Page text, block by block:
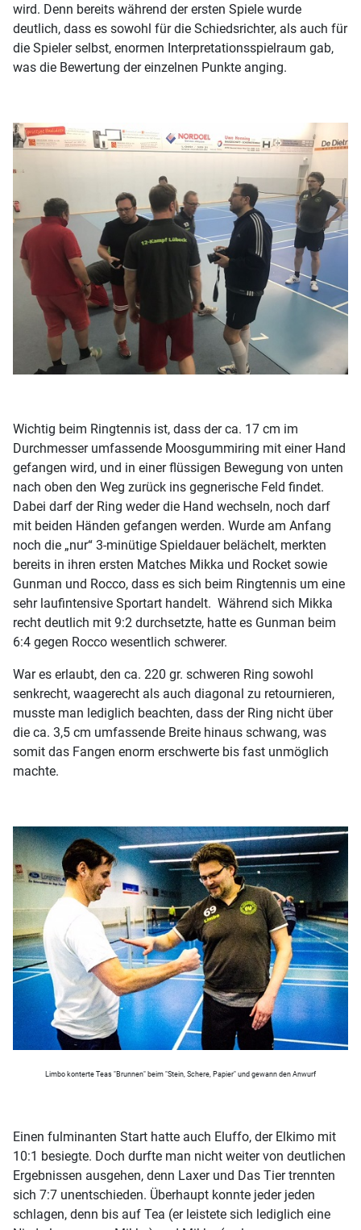
wird. Denn bereits während der ersten Spiele wurde
deutlich, dass es sowohl für die Schiedsrichter, als auch für
die Spieler selbst, enormen Interpretationsspielraum gab,
was die Bewertung der einzelnen Punkte anging.
Wichtig beim Ringtennis ist, dass der ca. 17 cm im
Durchmesser umfassende Moosgummiring mit einer Hand
gefangen wird, und in einer flüssigen Bewegung von unten
nach oben den Weg zurück ins gegnerische Feld findet.
Dabei darf der Ring weder die Hand wechseln, noch darf
mit beiden Händen gefangen werden. Wurde am Anfang
noch die „nur“ 3-minütige Spieldauer belächelt, merkten
bereits in ihren ersten Matches Mikka und Rocket sowie
Gunman und Rocco, dass es sich beim Ringtennis um eine
sehr laufintensive Sportart handelt. Während sich Mikka
recht deutlich mit 9:2 durchsetzte, hatte es Gunman beim
6:4 gegen Rocco wesentlich schwerer.
War es erlaubt, den ca. 220 gr. schweren Ring sowohl
senkrecht, waagerecht als auch diagonal zu retournieren,
musste man lediglich beachten, dass der Ring nicht über
die ca. 3,5 cm umfassende Breite hinaus schwang, was
somit das Fangen enorm erschwerte bis fast unmöglich
machte.
Limbo konterte Teas "Brunnen" beim "Stein, Schere, Papier" und gewann den Anwurf
Einen fulminanten Start hatte auch Eluffo, der Elkimo mit
10:1 besiegte. Doch durfte man nicht weiter von deutlichen
Ergebnissen ausgehen, denn Laxer und Das Tier trennten
sich 7:7 unentschieden. Überhaupt konnte jeder jeden
schlagen, denn bis auf Tea (er leistete sich lediglich eine